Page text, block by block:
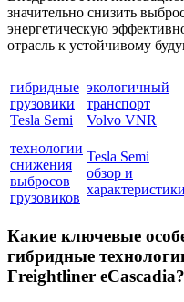
значительно снизить
энергетическую
отрасль к устойчивому
гибридные
грузовики
Tesla Semi
экологичный
транспорт
Volvo VNR
технологии
снижения
выбросов
грузовиков
Tesla Semi
обзор и
характеристики
Какие ключевые
гибридные
Freightliner eCascadia?